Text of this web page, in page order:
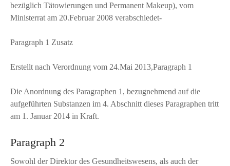
bezüglich Tätowierungen und Permanent Makeup), vom
Ministerrat am 20.Februar 2008 verabschiedet-
Paragraph 1 Zusatz
Erstellt nach Verordnung vom 24.Mai 2013,Paragraph 1
Die Anordnung des Paragraphen 1, bezugnehmend auf die
aufgeführten Substanzen im 4. Abschnitt dieses Paragraphen tritt
am 1. Januar 2014 in Kraft.
Paragraph 2
Sowohl der Direktor des Gesundheitswesens, als auch der